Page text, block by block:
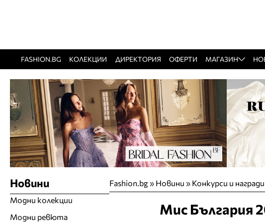
FASHION.BG КОЛЕКЦИИ ДИРЕКТОРИЯ ОФЕРТИ МАГАЗИН
Fashion.bg» Новини » Конкурси и награди
Мис България
Новини
Модни колекции
Модни ревюта